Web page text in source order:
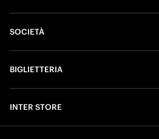
SOCIETÀ
BIGLIETTERIA
INTER STORE